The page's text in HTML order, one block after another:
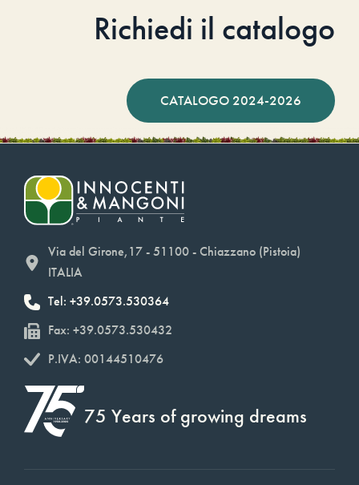
Richiedi il catalogo
CATALOGO 2024-2026
Via del Girone,17 - 51100 - Chiazzano (Pistoia)
ITALIA
Tel: +39.0573.530364
Fax: +39.0573.530432
P.IVA: 00144510476
75 Years of growing dreams